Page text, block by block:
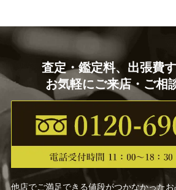
査定・鑑定料、出張費
お気軽にご来店・ご相
他店でご満足できる値段がつかなかった